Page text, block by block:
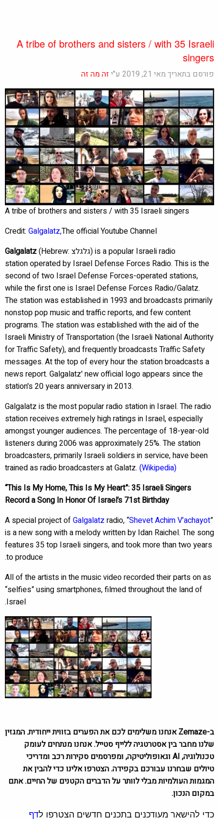
A tribe of brothers and sisters / with 35 Israeli
singers‬‏
פורסם בתאריך מאי 21, 2019 ע"י זה מה זה
A tribe of brothers and sisters / with 35 Israeli singers
Credit:Galgalatz,The official Youtube Channel
Galgalatz(Hebrew:גלגלצ‎) is a popular Israeli radio
station operated by Israel Defense Forces Radio. This is the
second of two Israel Defense Forces-operated stations,
while the first one is Israel Defense Forces Radio/Galatz.
The station was established in 1993 and broadcasts primarily
nonstop pop music and traffic reports, and few content
programs. The station was established with the aid of the
Israeli Ministry of Transportation (the Israeli National Authority
for Traffic Safety), and frequently broadcasts Traffic Safety
messages. At the top of every hour the station broadcasts a
news report. Galgalatz' new official logo appears since the
station's 20 years anniversary in 2013.
Galgalatz is the most popular radio station in Israel. The radio
station receives extremely high ratings in Israel, especially
amongst younger audiences. The percentage of 18-year-old
listeners during 2006 was approximately 25%. The station
broadcasters, primarily Israeli soldiers in service, have been
trained as radio broadcasters at Galatz.(Wikipedia)
“This Is My Home, This Is My Heart”: 35 Israeli Singers
Record a Song In Honor Of Israel’s 71st Birthday
A special project ofGalgalatzradio, “Shevet Achim V’achayot
is a new song with a melody written by Idan Raichel. The song
features 35 top Israeli singers, and took more than two years
to produce.
All of the artists in the music video recorded their parts on as
“selfies” using smartphones, filmed throughout the land of
Israel.
ב-Zemaze אנחנו משלימים לכם את הפערים בזווית ייחודית. המגזין
שלנו מחבר בין אסטרטגיה ללייף סטייל. אנחנו מנתחים לעומק
טכנולוגיה, AI וגאופוליטיקה, ומפרסמים סקירות רכב ומדריכי
טיולים שבחרנו עבורכם בקפידה. הצטרפו אלינו כדי להבין את
המגמות העולמיות מבלי לוותר על הדברים הקטנים של החיים. אתם
במקום הנכון.
כדי להישאר מעודכנים בתכנים חדשים הצטרפו ל דף